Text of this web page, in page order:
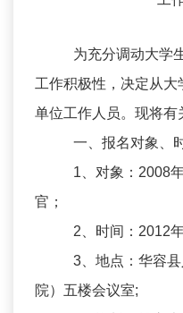
为充分调动大学
工作积极性，决定从
单位工作人员。现将有
一、报名对象、
1、对象：2008
官；
2、时间：2012
3、地点：华容
院）五楼会议室;